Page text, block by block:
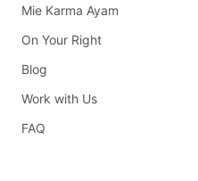
Mie Karma Ayam
On Your Right
Blog
Work with Us
FAQ